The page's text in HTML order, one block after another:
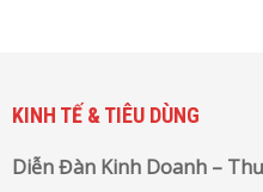
KINH TẾ & TIÊU DÙNG
Diễn Đàn Kinh Doanh –